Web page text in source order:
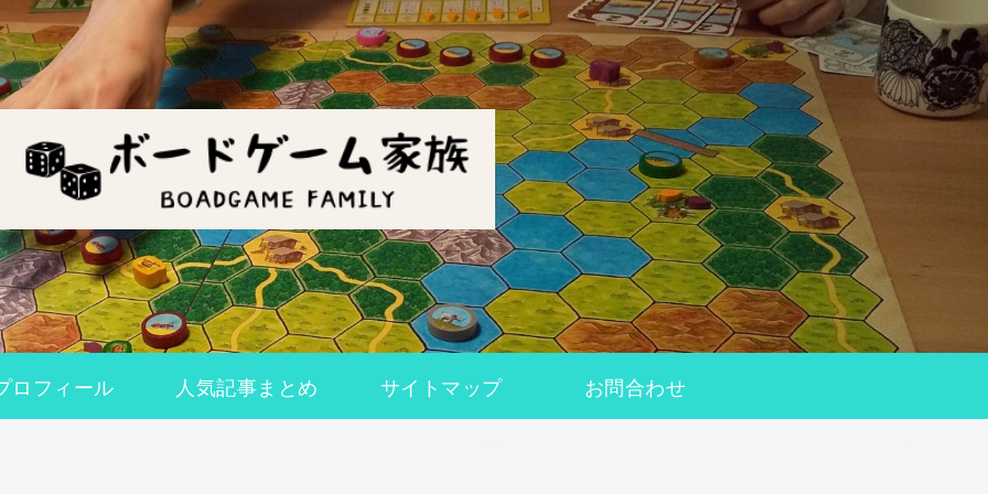
ロフィール 人気記事まとめ サイトマップ お問合わせ